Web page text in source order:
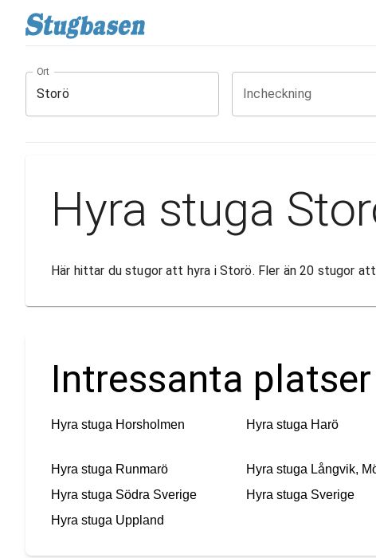
Ort
Incheckning
Hyra stuga
Här hittar du stugor att hyra i Storö. Fler än 20 stugor
Intressanta
Hyra stuga Horsholmen Hyra stuga Harö
Hyra stuga Runmarö Hyra stuga Långvik,
Hyra stuga Södra Sverige Hyra stuga Sverige
Hyra stuga Uppland